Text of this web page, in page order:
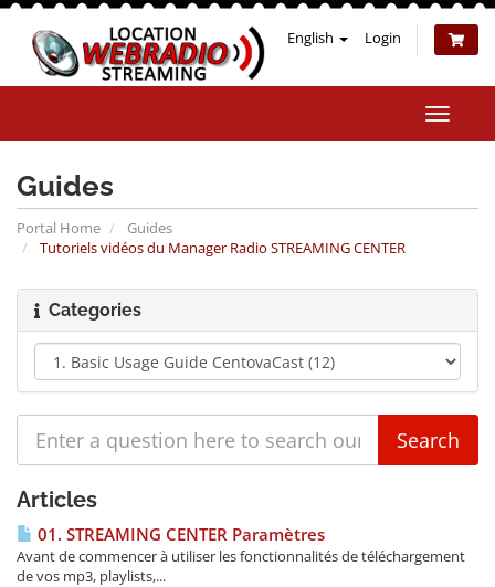
English Login
Toggle
Guides
Portal Home
Guides
Tutoriels vidéos du Manager Radio STREAMING CENTER
Categories
Articles
01. STREAMING CENTER Paramètres
Avant de commencer à utiliser les fonctionnalités de téléchargement
de vos mp3, playlists,...